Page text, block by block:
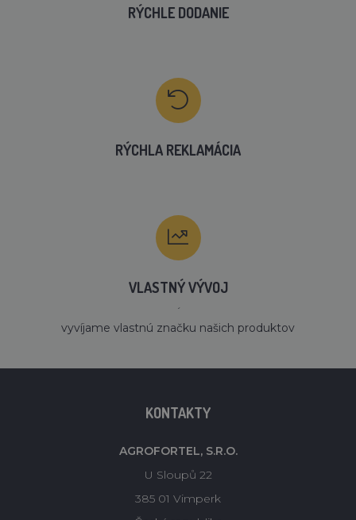
RÝCHLE DODANIE
RÝCHLA REKLAMÁCIA
VLASTNÝ VÝVOJ
´
vyvíjame vlastnú značku našich produktov
KONTAKTY
AGROFORTEL, S.R.O.
U Sloupů 22
385 01 Vimperk